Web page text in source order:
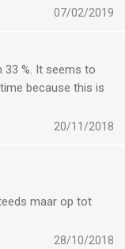
Vind heel07/02/2019
33 %. It seems to
because this is
20/11/2018
maar op tot
hoe vaak ik het
28/10/2018